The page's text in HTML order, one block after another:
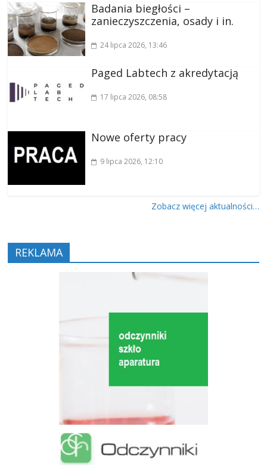
Badania biegłości –
zanieczyszczenia, osady i in.
24 lipca 2026, 13:46
Paged Labtech z akredytacją
17 lipca 2026, 08:58
Nowe oferty pracy
9 lipca 2026, 12:10
Zobacz więcej aktualności…
REKLAMA